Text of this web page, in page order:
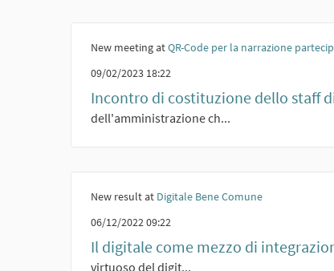
New meeting atQR-Code per la narrazione
09/02/2023 18:22
Incontro di costituzione dello staff
dell'amministrazione ch...
New result at Digitale Bene Comune
06/12/2022 09:22
Il digitale come mezzo di
virtuoso del digit...